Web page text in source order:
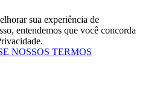
sua experiência de
entendemos que você concorda
NOSSOS TERMOS